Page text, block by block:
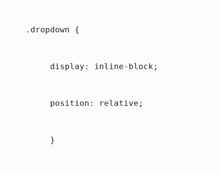
.dropdown {
display: inline-block;
position: relative;
}